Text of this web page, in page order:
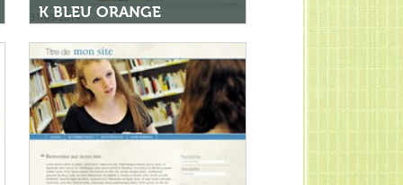
K BLEU ORANGE
31/03/2014